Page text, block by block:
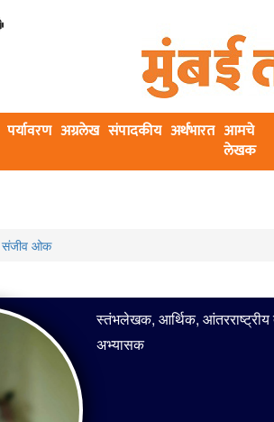
पर्यावरण अग्रलेख संपादकीय अर्थभारत आमचे
लेखक
संजीव ओक
स्तंभलेखक, आर्थिक, आंतरराष्ट्रीय
अभ्यासक